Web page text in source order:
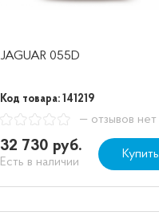
JAGUAR 055D
Код товара: 141219
— отзывов нет
32 730 руб.
Есть в наличии
Купить